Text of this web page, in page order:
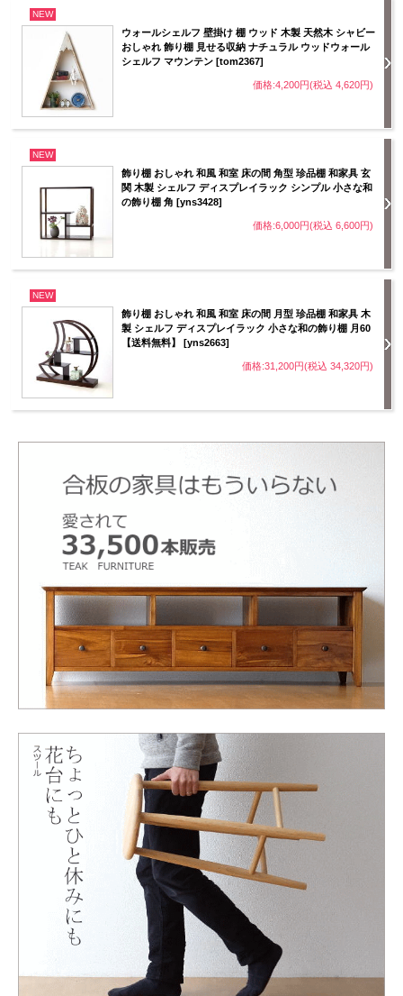
NEW
ウォールシェルフ 壁掛け 棚 ウッド 木製 天然木 シャビー
おしゃれ 飾り棚 見せる収納 ナチュラル ウッドウォール
シェルフ マウンテン [tom2367]
価格:4,200円(税込 4,620円)
NEW
飾り棚 おしゃれ 和風 和室 床の間 角型 珍品棚 和家具 玄
関 木製 シェルフ ディスプレイラック シンプル 小さな和
の飾り棚 角 [yns3428]
価格:6,000円(税込 6,600円)
NEW
飾り棚 おしゃれ 和風 和室 床の間 月型 珍品棚 和家具 木
製 シェルフ ディスプレイラック 小さな和の飾り棚 月60
【送料無料】 [yns2663]
価格:31,200円(税込 34,320円)